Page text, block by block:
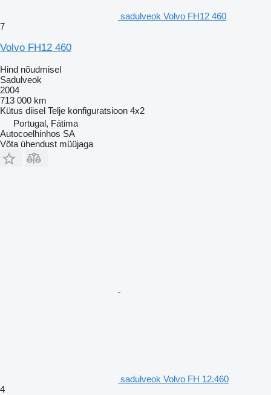
sadulveok Volvo FH12 460
7
Volvo FH12 460
Hind nõudmisel
Sadulveok
2004
713 000 km
Kütus diisel Telje konfiguratsioon 4x2
Portugal, Fátima
Autocoelhinhos SA
Võta ühendust müüjaga
sadulveok Volvo FH 12.460
4